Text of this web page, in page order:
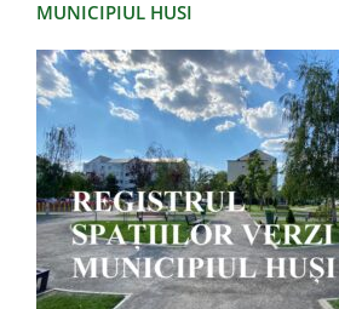
MUNICIPIUL HUSI